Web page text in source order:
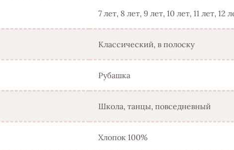
7 лет, 8 лет, 9 лет, 10 лет, 11 лет, 12
Классический, в полоску
Рубашка
Школа, танцы, повседневный
Хлопок 100%